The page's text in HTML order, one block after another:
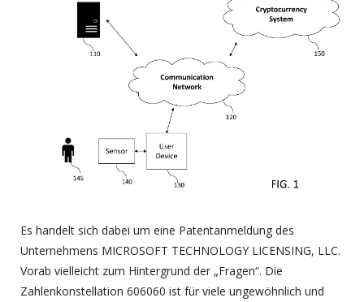
Es handelt sich dabei um eine Patentanmeldung des
Unternehmens MICROSOFT TECHNOLOGY LICENSING, LLC.
Vorab vielleicht zum Hintergrund der „Fragen“. Die
Zahlenkonstellation 606060 ist für viele ungewöhnlich und